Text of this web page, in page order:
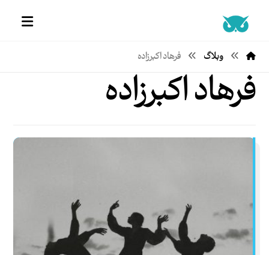
وبلاگ فرهاد اکبرزاده
فرهاد اکبرزاده